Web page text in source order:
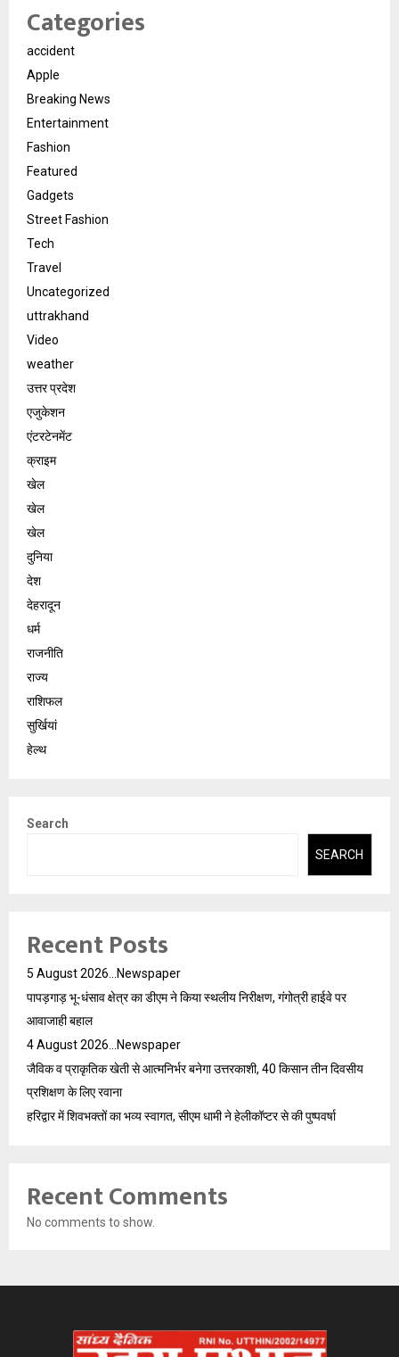
Categories
accident
Apple
Breaking News
Entertainment
Fashion
Featured
Gadgets
Street Fashion
Tech
Travel
Uncategorized
uttrakhand
Video
weather
उत्तर प्रदेश
एजुकेशन
एंटरटेनमेंट
क्राइम
खेल
खेल
खेल
दुनिया
देश
देहरादून
धर्म
राजनीति
राज्य
राशिफल
सुर्खियां
हेल्थ
Search
SEARCH
Recent Posts
5 August 2026…Newspaper
पापड़गाड़ भू-धंसाव क्षेत्र का डीएम ने किया स्थलीय निरीक्षण, गंगोत्री हाईवे पर
आवाजाही बहाल
4 August 2026…Newspaper
जैविक व प्राकृतिक खेती से आत्मनिर्भर बनेगा उत्तरकाशी, 40 किसान तीन दिवसीय
प्रशिक्षण के लिए रवाना
हरिद्वार में शिवभक्तों का भव्य स्वागत, सीएम धामी ने हेलीकॉप्टर से की पुष्पवर्षा
Recent Comments
No comments to show.